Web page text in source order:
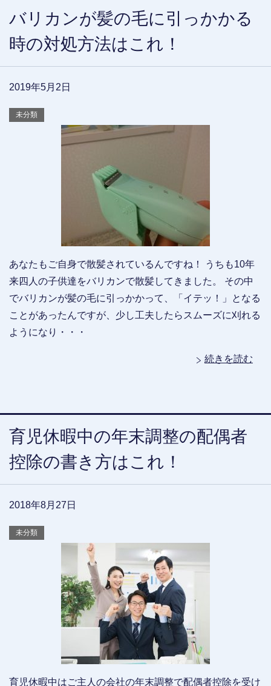
バリカンが髪の毛に引っかかる
時の対処方法はこれ！
2019年5月2日
未分類
あなたもご自身で散髪されているんですね！ うちも10年
来四人の子供達をバリカンで散髪してきました。 その中
でバリカンが髪の毛に引っかかって、「イテッ！」となる
ことがあったんですが、少し工夫したらスムーズに刈れる
ようになり・・・
続きを読む
育児休暇中の年末調整の配偶者
控除の書き方はこれ！
2018年8月27日
未分類
育児休暇中はご主人の会社の年末調整で配偶者控除を受け